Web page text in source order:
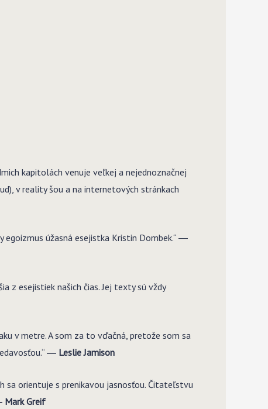
kapitolách venuje veľkej a nejednoznačnej
v reality šou a na internetových stránkach
úžasná esejistka Kristin Dombek.“ ―
z esejistiek našich čias. Jej texty sú vždy
v metre. A som za to vďačná, pretože som sa
― Leslie Jamison
sa orientuje s prenikavou jasnosťou. Čitateľstvu
Greif